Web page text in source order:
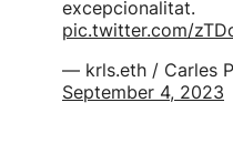
excepcionalitat.
pic.twitter.com/
— krls.eth / Carles
September 4, 2023